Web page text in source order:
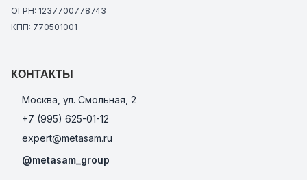
ОГРН: 1237700778743
КПП: 770501001
КОНТАКТЫ
Москва, ул. Смольная, 2
+7 (995) 625-01-12
expert@metasam.ru
@metasam_group